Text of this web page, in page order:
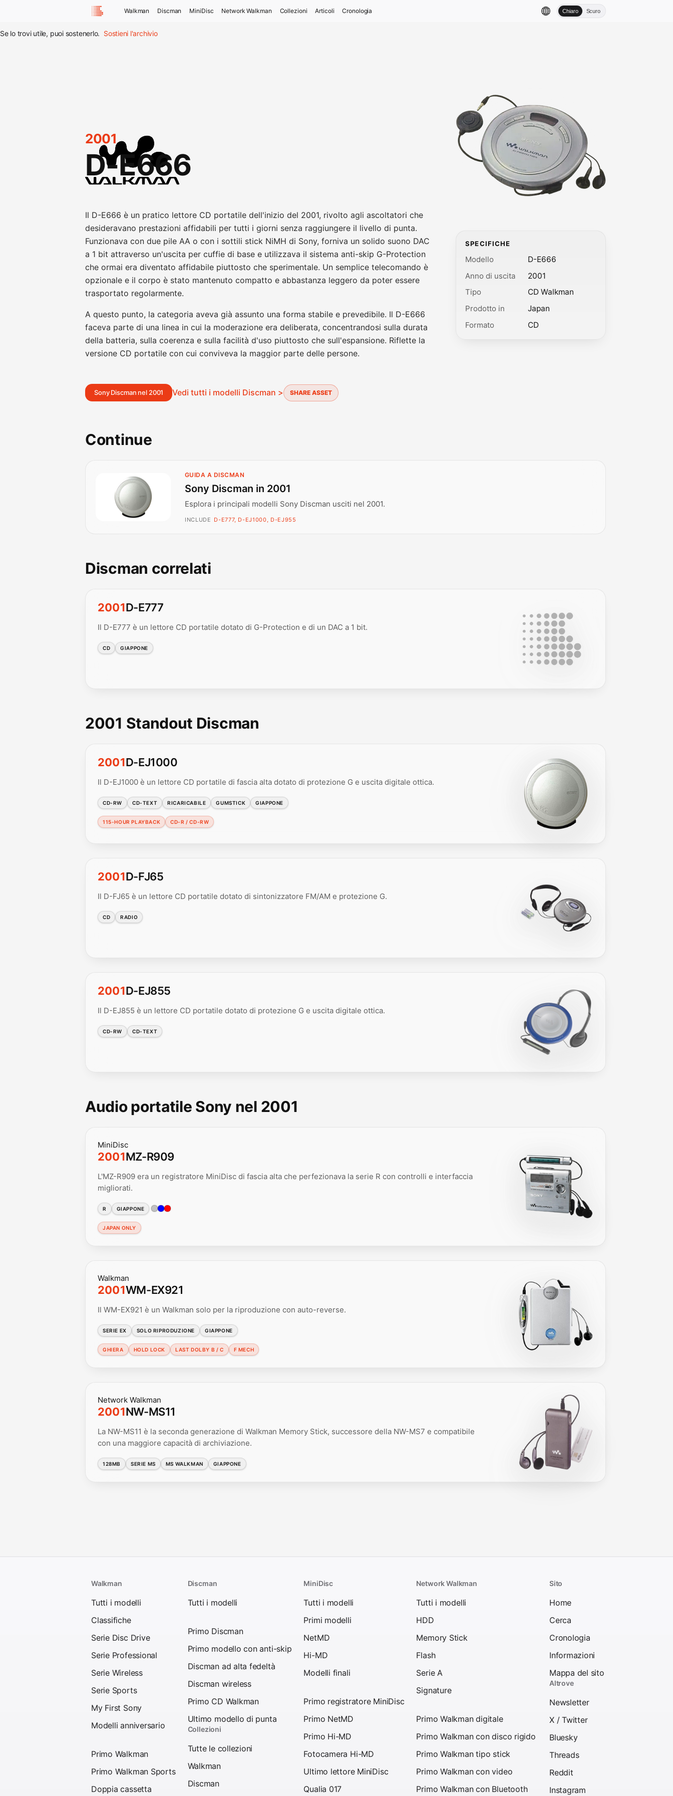
Walkman Discman MiniDisc Network Walkman Collezioni Articoli Cronologia Chiaro Scuro
Se lo trovi utile, puoi sostenerlo. Sostieni l'archivio
2001
D-E666
Il D-E666 è un pratico lettore CD portatile dell'inizio del 2001, rivolto agli ascoltatori che
desideravano prestazioni affidabili per tutti i giorni senza raggiungere il livello di punta.
Funzionava con due pile AA o con i sottili stick NiMH di Sony, forniva un solido suono DAC
a 1 bit attraverso un'uscita per cuffie di base e utilizzava il sistema anti-skip G-Protection
che ormai era diventato affidabile piuttosto che sperimentale. Un semplice telecomando è
opzionale e il corpo è stato mantenuto compatto e abbastanza leggero da poter essere
trasportato regolarmente.
A questo punto, la categoria aveva già assunto una forma stabile e prevedibile. Il D-E666
faceva parte di una linea in cui la moderazione era deliberata, concentrandosi sulla durata
della batteria, sulla coerenza e sulla facilità d'uso piuttosto che sull'espansione. Riflette la
versione CD portatile con cui conviveva la maggior parte delle persone.
Sony Discman nel 2001 Vedi tutti i modelli Discman > SHARE ASSET
SPECIFICHE
Modello
D-E666
Anno di uscita
2001
Tipo
CD Walkman
Prodotto in
Japan
Formato
CD
Continue
GUIDA A DISCMAN
Sony Discman in 2001
Esplora i principali modelli Sony Discman usciti nel 2001.
INCLUDE D-E777, D-EJ1000, D-EJ955
Discman correlati
2001D-E777
Il D-E777 è un lettore CD portatile dotato di G-Protection e di un DAC a 1 bit.
CD GIAPPONE
2001 Standout Discman
2001D-EJ1000
Il D-EJ1000 è un lettore CD portatile di fascia alta dotato di protezione G e uscita digitale ottica.
CD-RW CD-TEXT RICARICABILE GUMSTICK GIAPPONE
115-HOUR PLAYBACK CD-R / CD-RW
2001D-FJ65
Il D-FJ65 è un lettore CD portatile dotato di sintonizzatore FM/AM e protezione G.
CD RADIO
2001D-EJ855
Il D-EJ855 è un lettore CD portatile dotato di protezione G e uscita digitale ottica.
CD-RW CD-TEXT
Audio portatile Sony nel 2001
MiniDisc
2001MZ-R909
L'MZ-R909 era un registratore MiniDisc di fascia alta che perfezionava la serie R con controlli e interfaccia
migliorati.
R GIAPPONE
JAPAN ONLY
Walkman
2001WM-EX921
Il WM-EX921 è un Walkman solo per la riproduzione con auto-reverse.
SERIE EX SOLO RIPRODUZIONE GIAPPONE
GHIERA HOLD LOCK LAST DOLBY B / C F MECH
Network Walkman
2001NW-MS11
La NW-MS11 è la seconda generazione di Walkman Memory Stick, successore della NW-MS7 e compatibile
con una maggiore capacità di archiviazione.
128MB SERIE MS MS WALKMAN GIAPPONE
Walkman
Tutti i modelli
Classifiche
Serie Disc Drive
Serie Professional
Serie Wireless
Serie Sports
My First Sony
Modelli anniversario
Primo Walkman
Primo Walkman Sports
Doppia cassetta
Discman
Tutti i modelli
Primo Discman
Primo modello con anti-skip
Discman ad alta fedeltà
Discman wireless
Primo CD Walkman
Ultimo modello di punta
Collezioni
Tutte le collezioni
Walkman
Discman
MiniDisc
Tutti i modelli
Primi modelli
NetMD
Hi-MD
Modelli finali
Primo registratore MiniDisc
Primo NetMD
Primo Hi-MD
Fotocamera Hi-MD
Ultimo lettore MiniDisc
Qualia 017
Network Walkman
Tutti i modelli
HDD
Memory Stick
Flash
Serie A
Signature
Primo Walkman digitale
Primo Walkman con disco rigido
Primo Walkman tipo stick
Primo Walkman con video
Primo Walkman con Bluetooth
Sito
Home
Cerca
Cronologia
Informazioni
Mappa del sito
Altrove
Newsletter
X / Twitter
Bluesky
Threads
Reddit
Instagram